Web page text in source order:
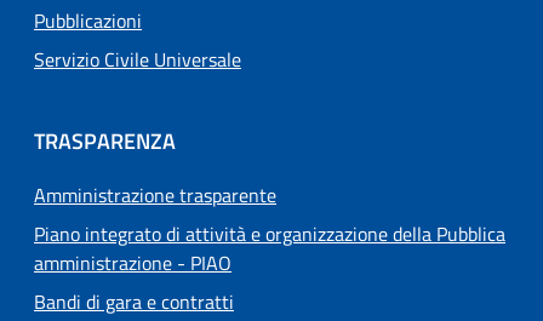
Pubblicazioni
Servizio Civile Universale
TRASPARENZA
Amministrazione trasparente
Piano integrato di attività e organizzazione della Pubblica
amministrazione - PIAO
Bandi di gara e contratti